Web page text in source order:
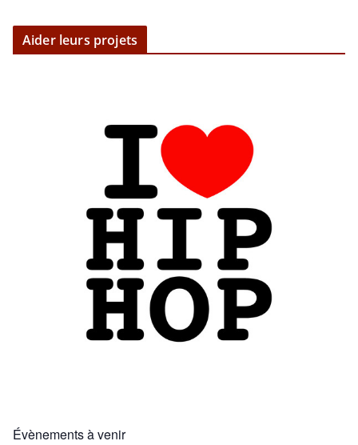
Aider leurs projets
Évènements à venir